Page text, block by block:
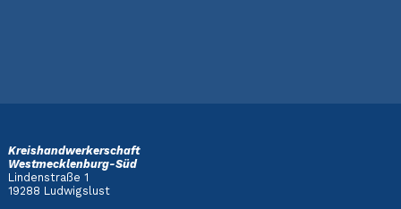
Kreishandwerkerschaft
Westmecklenburg-Süd
Lindenstraße 1
19288 Ludwigslust